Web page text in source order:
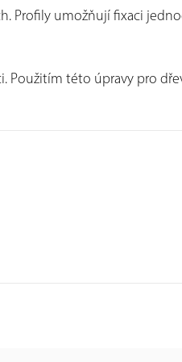
Profily umožňují fixaci
této úpravy pro